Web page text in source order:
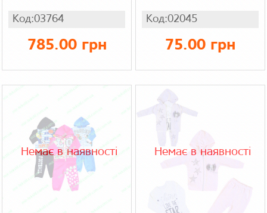
Код:03764
785.00 грн
Код:02045
75.00 грн
Немає в наявності Немає в наявності